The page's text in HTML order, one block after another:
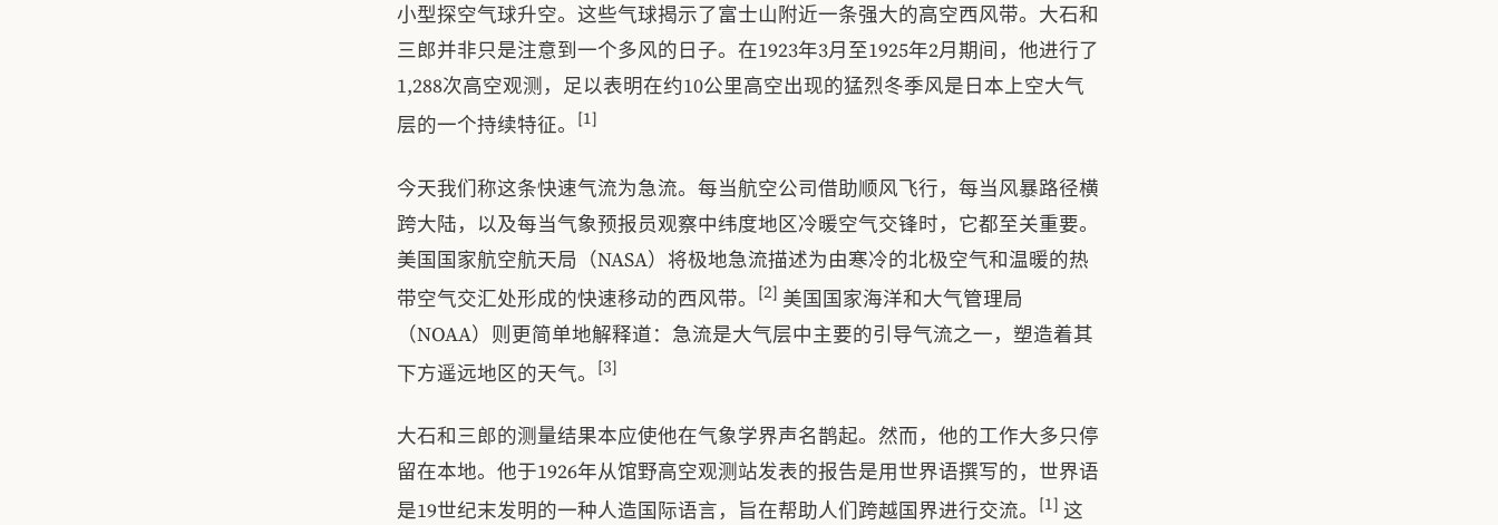
小型探空气球升空。这些气球揭示了富士山附近一条强大的高空西风带。大石和
三郎并非只是注意到一个多风的日子。在1923年3月至1925年2月期间，他进行了
1,288次高空观测，足以表明在约10公里高空出现的猛烈冬季风是日本上空大气
层的一个持续特征。
[1]
今天我们称这条快速气流为急流。每当航空公司借助顺风飞行，每当风暴路径横
跨大陆，以及每当气象预报员观察中纬度地区冷暖空气交锋时，它都至关重要。
美国国家航空航天局（NASA）将极地急流描述为由寒冷的北极空气和温暖的热
带空气交汇处形成的快速移动的西风带。
[2] 美国国家海洋和大气管理局
（NOAA）则更简单地解释道：急流是大气层中主要的引导气流之一，塑造着其
下方遥远地区的天气。
[3]
大石和三郎的测量结果本应使他在气象学界声名鹊起。然而，他的工作大多只停
留在本地。他于1926年从馆野高空观测站发表的报告是用世界语撰写的，世界语
是19世纪末发明的一种人造国际语言，旨在帮助人们跨越国界进行交流。
[1] 这